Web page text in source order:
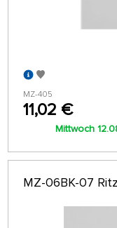
MZ-405
11,02 €
Mittwoch
MZ-06BK-07